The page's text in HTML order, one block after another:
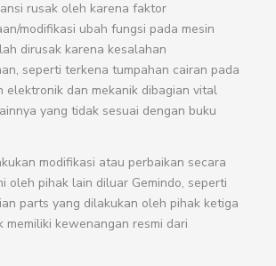
rusak oleh karena faktor
modifikasi ubah fungsi pada mesin
dirusak karena kesalahan
seperti terkena tumpahan cairan pada
elektronik dan mekanik dibagian vital
yang tidak sesuai dengan buku
modifikasi atau perbaikan secara
oleh pihak lain diluar Gemindo, seperti
parts yang dilakukan oleh pihak ketiga
memiliki kewenangan resmi dari